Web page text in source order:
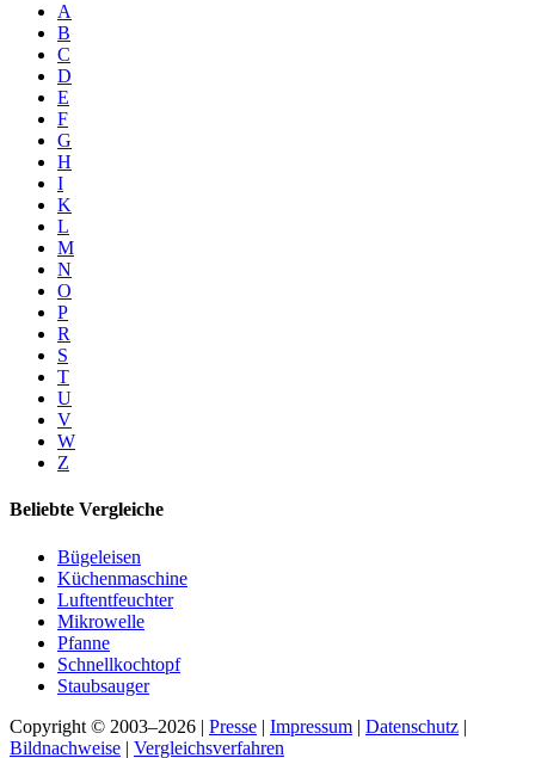
A
B
C
D
E
F
G
H
I
K
L
M
N
O
P
R
S
T
U
V
W
Z
Beliebte Vergleiche
Bügeleisen
Küchenmaschine
Luftentfeuchter
Mikrowelle
Pfanne
Schnellkochtopf
Staubsauger
Copyright © 2003–2026 | Presse | Impressum | Datenschutz |
Bildnachweise | Vergleichsverfahren